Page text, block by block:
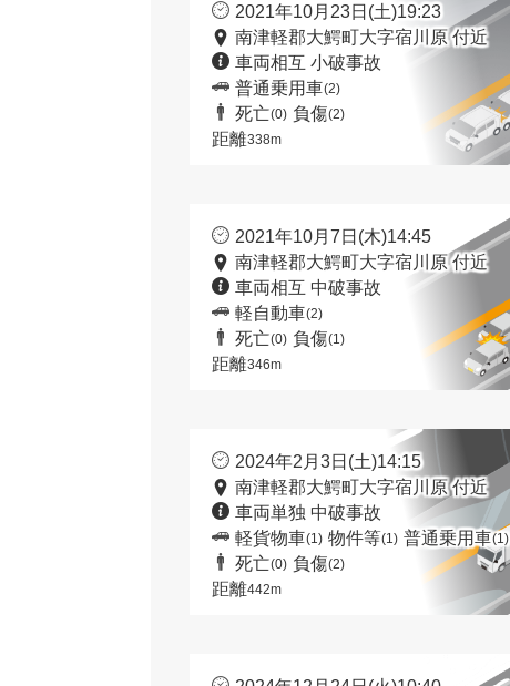
2021年10月23日(土)19:23
南津軽郡大鰐町大字宿川原 付近
車両相互 小破事故
普通乗用車(2)
死亡(0) 負傷(2)
距離338m
2021年10月7日(木)14:45
南津軽郡大鰐町大字宿川原 付近
車両相互 中破事故
軽自動車(2)
死亡(0) 負傷(1)
距離346m
2024年2月3日(土)14:15
南津軽郡大鰐町大字宿川原 付近
車両単独 中破事故
軽貨物車(1) 物件等(1) 普通乗用車(1)
死亡(0) 負傷(2)
距離442m